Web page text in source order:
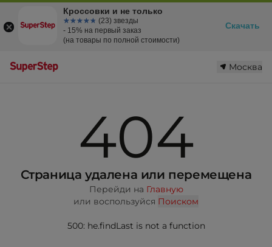
Москва
404
Страница удалена или перемещена
Перейди на Главную
или воспользуйся Поиском
500: he.findLast is not a function
Кроссовки и не только
☆☆☆☆☆
★★★★★ (23) звезды
- 15% на первый заказ
(на товары по полной стоимости)
Скачать